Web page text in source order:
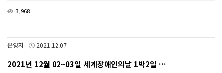
3,968
운영자 2021.12.07
2021년 12월 02~03일 세계장애인의날 1박2일 …